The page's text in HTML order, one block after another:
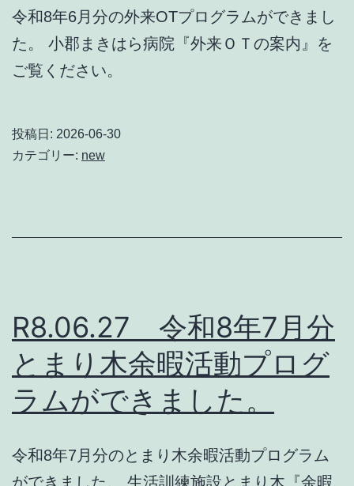
令和8年6月分の外来OTプログラムができまし
た。 小郡まきはら病院『外来ＯＴの案内』を
ご覧ください。
投稿日: 2026-06-30
カテゴリー: new
R8.06.27 令和8年7月分
とまり木余暇活動プログ
ラムができました。
令和8年7月分のとまり木余暇活動プログラム
ができました。 生活訓練施設とまり木『余暇